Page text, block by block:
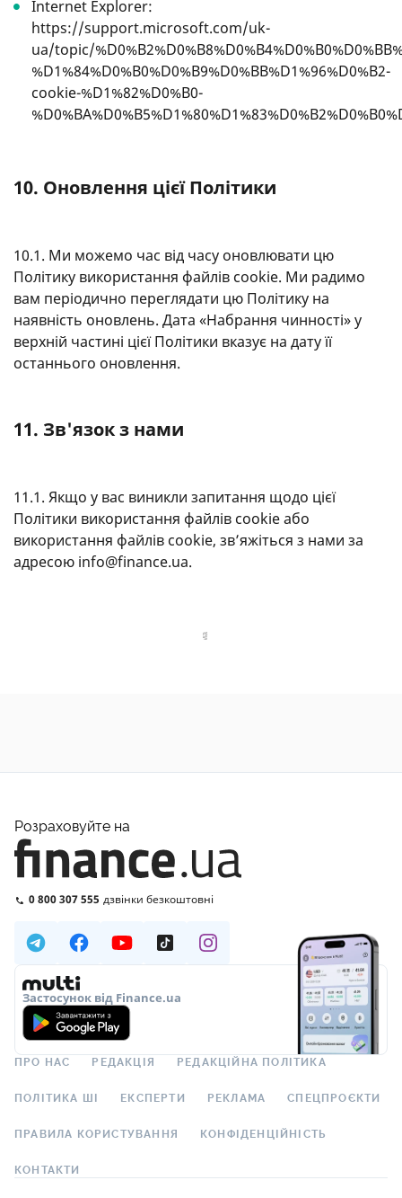
Internet Explorer:
https://support.microsoft.com/uk-
ua/topic/
%D1%84%D0%B0%D0%B9%D0%BB%D1%96%D0%B2-
cookie-%D1%82%D0%B0-
10. Оновлення цієї Політики
10.1. Ми можемо час від часу оновлювати цю
Політику використання файлів cookie. Ми радимо
вам періодично переглядати цю Політику на
наявність оновлень. Дата «Набрання чинності» у
верхній частині цієї Політики вказує на дату її
останнього оновлення.
11. Зв'язок з нами
11.1. Якщо у вас виникли запитання щодо цієї
Політики використання файлів cookie або
використання файлів cookie, зв’яжіться з нами за
адресою info@finance.ua.
Розраховуйте на
0 800 307 555 дзвінки безкоштовні
Застосунок від Finance.ua
ПРО НАС РЕДАКЦІЯ РЕДАКЦІЙНА ПОЛІТИКА
ПОЛІТИКА ШІ ЕКСПЕРТИ РЕКЛАМА СПЕЦПРОЄКТИ
ПРАВИЛА КОРИСТУВАННЯ КОНФІДЕНЦІЙНІСТЬ
КОНТАКТИ